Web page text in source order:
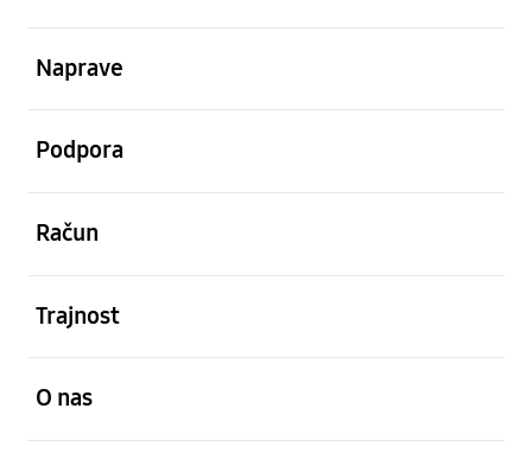
Naprave
Podpora
Račun
Trajnost
O nas